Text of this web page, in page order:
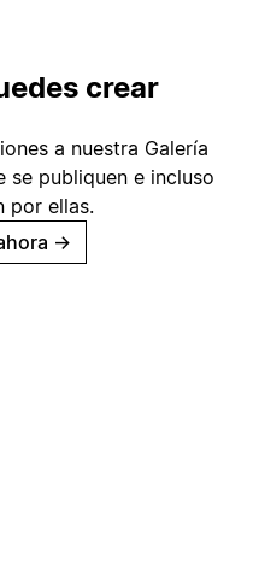
crear
a nuestra Galería
se publiquen e incluso
por ellas.
→